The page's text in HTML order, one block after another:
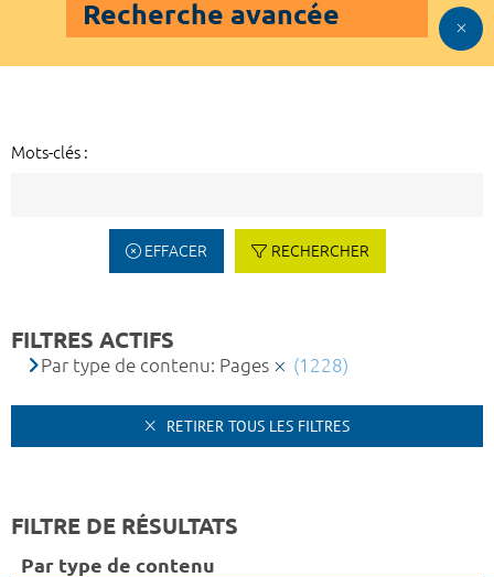
Recherche avancée
Mots-clés :
EFFACER RECHERCHER
FILTRES ACTIFS
Par type de contenu: Pages (1228)
RETIRER TOUS LES FILTRES
FILTRE DE RÉSULTATS
Par type de contenu